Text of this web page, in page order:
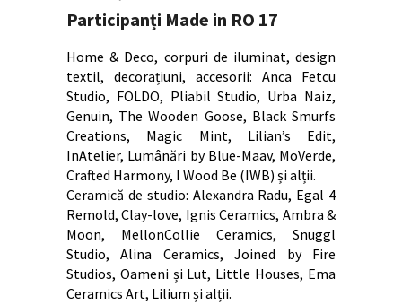
Participanți Made in RO 17
Home & Deco, corpuri de iluminat, design
textil, decorațiuni, accesorii: Anca Fetcu
Studio, FOLDO, Pliabil Studio, Urba Naiz,
Genuin, The Wooden Goose, Black Smurfs
Creations, Magic Mint, Lilian’s Edit,
InAtelier, Lumânări by Blue-Maav, MoVerde,
Crafted Harmony, I Wood Be (IWB) și alții.
Ceramică de studio: Alexandra Radu, Egal 4
Remold, Clay-love, Ignis Ceramics, Ambra &
Moon, MellonCollie Ceramics, Snuggl
Studio, Alina Ceramics, Joined by Fire
Studios, Oameni și Lut, Little Houses, Ema
Ceramics Art, Lilium și alții.